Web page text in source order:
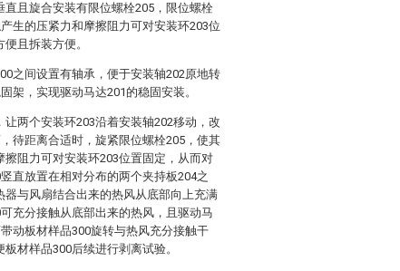
且旋合安装有限位螺栓205，限位螺栓
生的压紧力和摩擦阻力可对安装环203位
且拆装方便。
之间设置有轴承，便于安装轴202原地转
架，实现驱动马达201的稳固安装。
两个安装环203沿着安装轴202移动，改
待距离合适时，旋紧限位螺栓205，使其
阻力可对安装环203位置固定，从而对
直放置在相对分布的两个夹持板204之
与风扇结合出来的热风从底部向上充满
充分接触从底部出来的热风，且驱动马
动板材样品300旋转与热风充分接触干
材样品300后续进行剥离试验。